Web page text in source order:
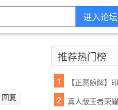
进入论坛
回复
推荐热门榜
1
2